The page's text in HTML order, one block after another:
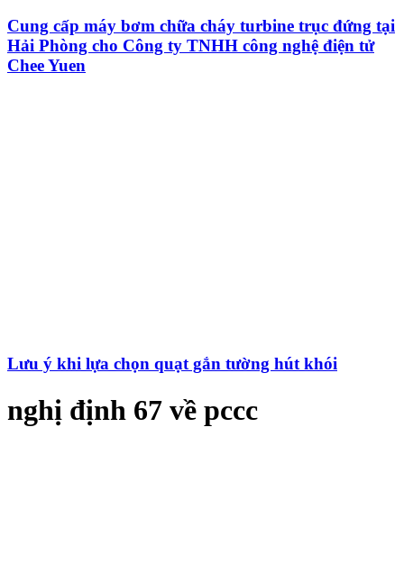
Cung cấp máy bơm chữa cháy turbine trục đứng tại
Hải Phòng cho Công ty TNHH công nghệ điện tử
Chee Yuen
Lưu ý khi lựa chọn quạt gắn tường hút khói
nghị định 67 về pccc